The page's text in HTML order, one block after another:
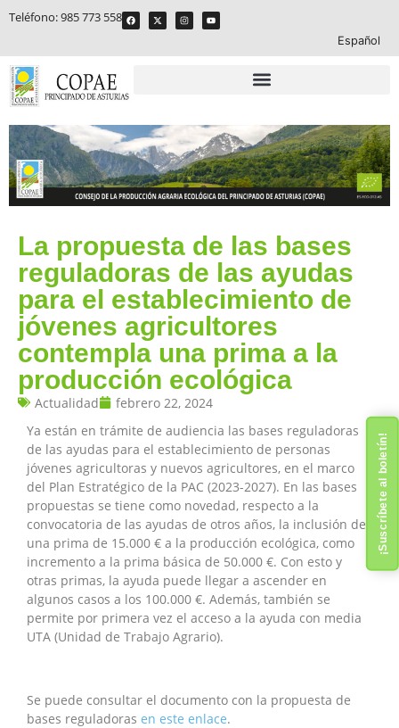
Teléfono:985 773 558
Español
La propuesta de las bases
reguladoras de las ayudas
para el establecimiento de
jóvenes agricultores
contempla una prima a la
producción ecológica
Actualidad
febrero 22, 2024
Ya están en trámite de audiencia las bases reguladoras
de las ayudas para el establecimiento de personas
jóvenes agricultoras y nuevos agricultores, en el marco
del Plan Estratégico de la PAC (2023-2027). En las bases
propuestas se tiene como novedad, respecto a la
convocatoria de las ayudas de otros años, la inclusión de
una prima de 15.000 € a la producción ecológica, como
incremento a la prima básica de 50.000 €. Con esto y
otras primas, la ayuda puede llegar a ascender en
algunos casos a los 100.000 €. Además, también se
permite por primera vez el acceso a la ayuda con media
UTA (Unidad de Trabajo Agrario).
Se puede consultar el documento con la propuesta de
bases reguladoras en este enlace.
¡Suscríbete al boletín!